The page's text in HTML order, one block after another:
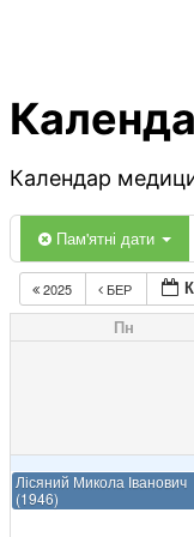
Календар
Пам'ятні дати
2025 БЕР
Пн
Лісяний Микола Іванович
(1946)